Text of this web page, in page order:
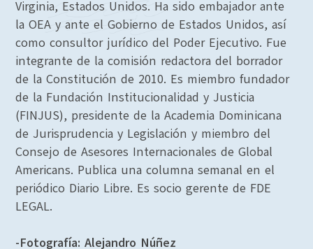
Virginia, Estados Unidos. Ha sido embajador ante
la OEA y ante el Gobierno de Estados Unidos, así
como consultor jurídico del Poder Ejecutivo. Fue
integrante de la comisión redactora del borrador
de la Constitución de 2010. Es miembro fundador
de la Fundación Institucionalidad y Justicia
(FINJUS), presidente de la Academia Dominicana
de Jurisprudencia y Legislación y miembro del
Consejo de Asesores Internacionales de Global
Americans. Publica una columna semanal en el
periódico Diario Libre. Es socio gerente de FDE
LEGAL.
-Fotografía: Alejandro Núñez